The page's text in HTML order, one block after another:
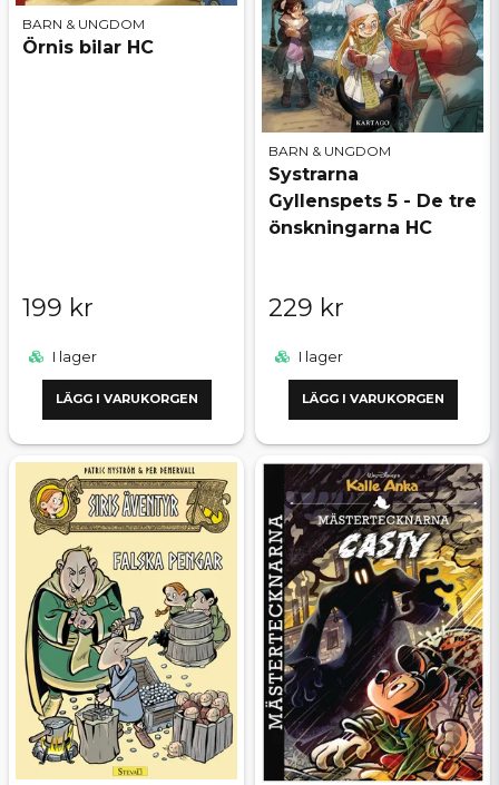
BARN & UNGDOM
Örnis bilar HC
199 kr
I lager
LÄGG I VARUKORGEN
BARN & UNGDOM
Systrarna
Gyllenspets 5 - De tre
önskningarna HC
229 kr
I lager
LÄGG I VARUKORGEN